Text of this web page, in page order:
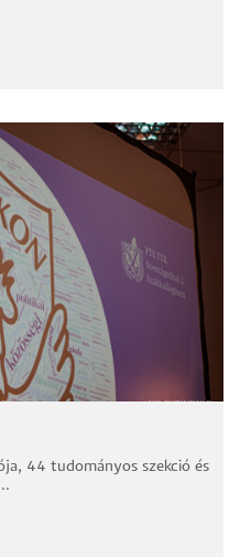
44 tudományos szekció és